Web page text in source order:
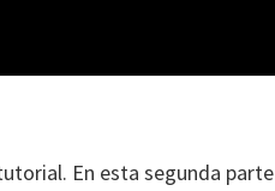
En esta segunda parte